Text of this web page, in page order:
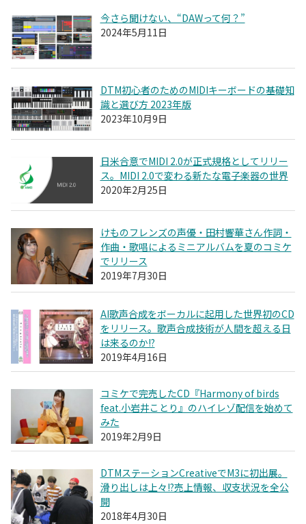
今さら聞けない、“DAWって何？”
2024年5月11日
DTM初心者のためのMIDIキーボードの基礎知
識と選び方 2023年版
2023年10月9日
日米合意でMIDI 2.0が正式規格としてリリー
ス。MIDI 2.0で変わる新たな電子楽器の世界
2020年2月25日
けものフレンズの声優・田村響華さん作詞・
作曲・歌唱によるミニアルバムを夏のコミケ
でリリース
2019年7月30日
AI歌声合成をボーカルに起用した世界初のCD
をリリース。歌声合成技術が人間を超える日
は来るのか!?
2019年4月16日
コミケで完売したCD『Harmony of birds
feat.小岩井ことり』のハイレゾ配信を始めて
みた
2019年2月9日
DTMステーションCreativeでM3に初出展。
滑り出しは上々!?売上情報、収支状況を全公
開
2018年4月30日